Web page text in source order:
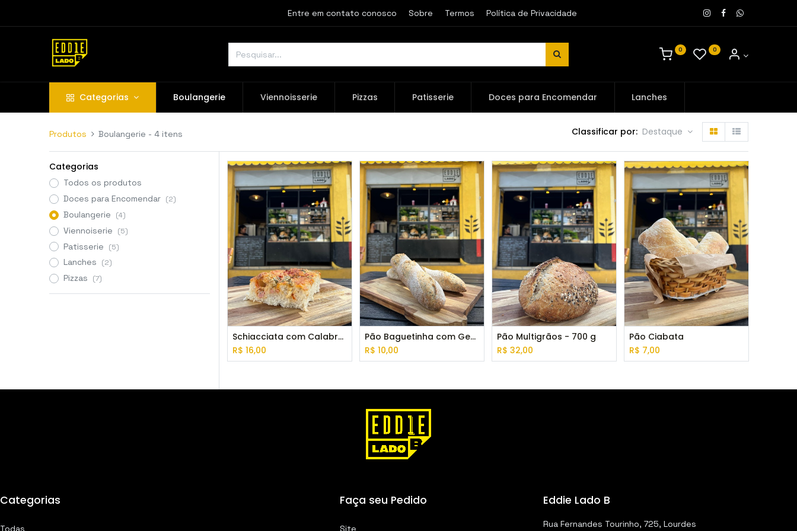
Entre em contato conosco Sobre Termos Política de Privacidade
0 0
Categorias Boulangerie Viennoisserie Pizzas Patisserie Doces para Encomendar Lanches
Produtos Boulangerie - 4 itens Classificar por: Destaque
Categorias
Todos os produtos
Doces para Encomendar (2)
Boulangerie (4)
Viennoiserie (5)
Patisserie (5)
Lanches (2)
Pizzas (7)
Schiacciata com Calabresa Defumada e Gorgonzola - pedaço
R$16,00
Pão Baguetinha com Gergelim - 180 g
R$10,00
Pão Multigrãos - 700 g
R$32,00
Pão Ciabata
R$ 7,00
Categorias
Todas
Faça seu Pedido
Site
Eddie Lado B
Rua Fernandes Tourinho, 725, Lourdes